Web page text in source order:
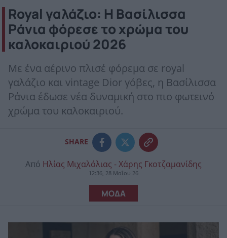
Royal γαλάζιο: Η Βασίλισσα
Ράνια φόρεσε το χρώμα του
καλοκαιριού 2026
Με ένα αέρινο πλισέ φόρεμα σε royal
γαλάζιο και vintage Dior γόβες, η Βασίλισσα
Ράνια έδωσε νέα δυναμική στο πιο φωτεινό
χρώμα του καλοκαιριού.
SHARE
Από Ηλίας Μιχαλόλιας - Χάρης Γκοτζαμανίδης
12:36, 28 Μαΐου 26
ΜΟΔΑ